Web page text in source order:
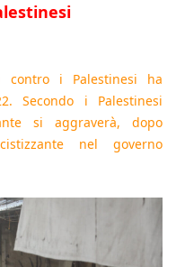
contro i Palestinesi ha
Secondo i Palestinesi
si aggraverà, dopo
nel governo